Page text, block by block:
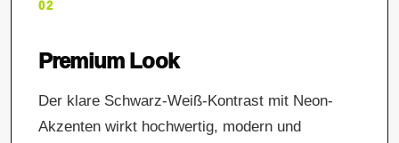
02
Premium Look
Der klare Schwarz-Weiß-Kontrast mit Neon-
Akzenten wirkt hochwertig, modern und